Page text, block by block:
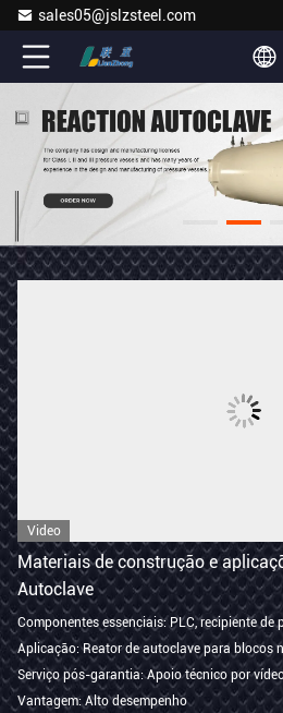
sales05@jslzsteel.com
Video
Materiais de construção e
Autoclave
Serviço pós-garantia: Apoio técnico por
Vantagem: Alto desempenho